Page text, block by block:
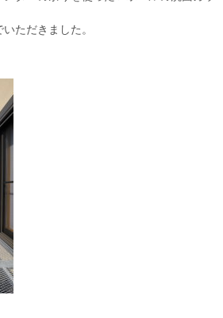
ただきました。